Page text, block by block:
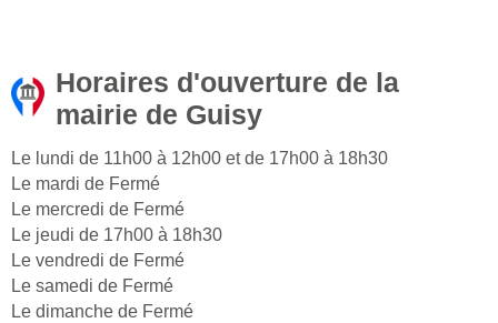
Horaires d'ouverture de la
mairie de Guisy
Le lundi de 11h00 à 12h00 et de 17h00 à 18h30
Le mardi de Fermé
Le mercredi de Fermé
Le jeudi de 17h00 à 18h30
Le vendredi de Fermé
Le samedi de Fermé
Le dimanche de Fermé